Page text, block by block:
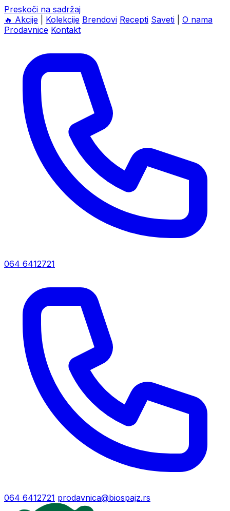
Preskoči na sadržaj
🔥 Akcije Kolekcije Brendovi Recepti Saveti
O nama
Prodavnice Kontakt
064 6412721
064 6412721 prodavnica@biospajz.rs